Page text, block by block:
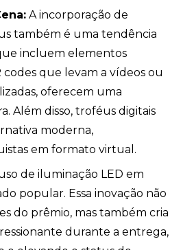
A incorporação de
também é uma tendência
incluem elementos
codes que levam a vídeos ou
oferecem uma
Além disso, troféus digitais
moderna,
em formato virtual.
de iluminação LED em
popular. Essa inovação não
do prêmio, mas também cria
durante a entrega,